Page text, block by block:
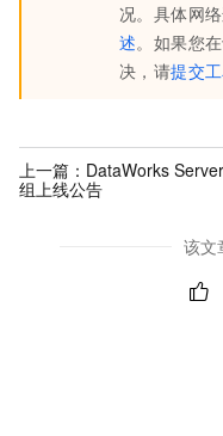
况。具体网
述。如果您
决，请提交
上一篇： DataWorks
组上线公告
该文